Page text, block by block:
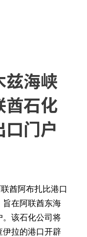
兹海峡
酋石化
口门户
酋阿布扎比港口
旨在阿联酋东海
。该石化公司将
伊拉的港口开辟